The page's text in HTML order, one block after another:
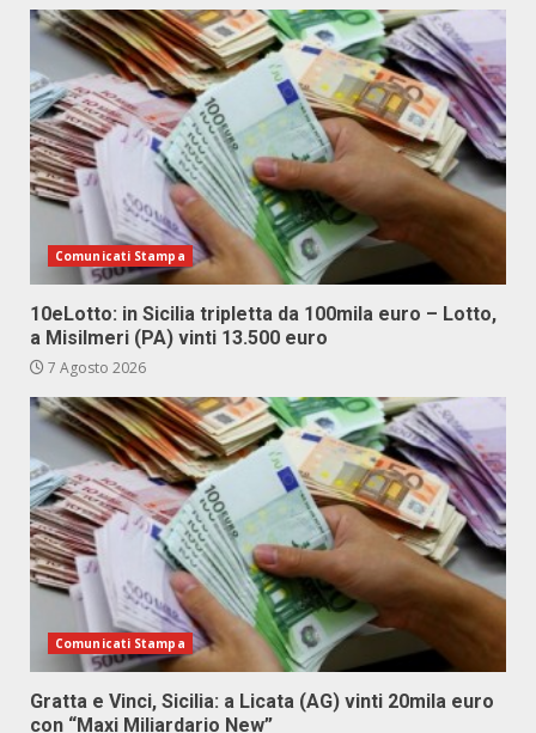
Comunicati Stampa
10eLotto: in Sicilia tripletta da 100mila euro – Lotto,
a Misilmeri (PA) vinti 13.500 euro
7 Agosto 2026
Comunicati Stampa
Gratta e Vinci, Sicilia: a Licata (AG) vinti 20mila euro
con “Maxi Miliardario New”